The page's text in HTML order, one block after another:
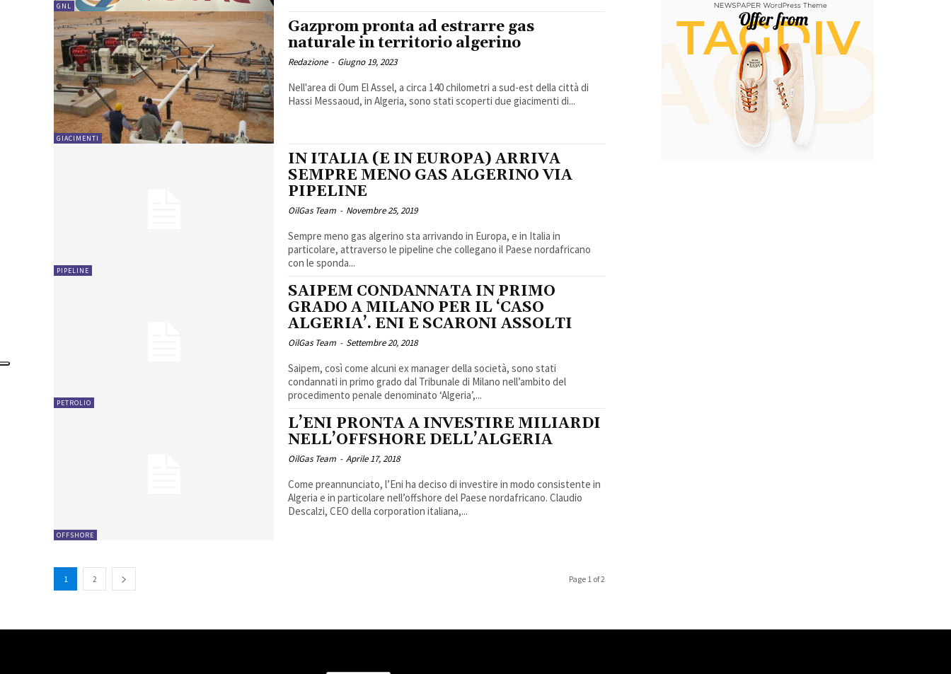
GNL
GIACIMENTI
Gazprom pronta ad estrarre gas
naturale in territorio algerino
Redazione - Giugno 19, 2023
Nell'area di Oum El Assel, a circa 140 chilometri a sud-est della città di
Hassi Messaoud, in Algeria, sono stati scoperti due giacimenti di...
PIPELINE
IN ITALIA (E IN EUROPA) ARRIVA
SEMPRE MENO GAS ALGERINO VIA
PIPELINE
OilGas Team - Novembre 25, 2019
Sempre meno gas algerino sta arrivando in Europa, e in Italia in
particolare, attraverso le pipeline che collegano il Paese nordafricano
con le sponda...
PETROLIO
SAIPEM CONDANNATA IN PRIMO
GRADO A MILANO PER IL ‘CASO
ALGERIA’. ENI E SCARONI ASSOLTI
OilGas Team - Settembre 20, 2018
Saipem, così come alcuni ex manager della società, sono stati
condannati in primo grado dal Tribunale di Milano nell’ambito del
procedimento penale denominato ‘Algeria’,...
OFFSHORE
L’ENI PRONTA A INVESTIRE MILIARDI
NELL’OFFSHORE DELL’ALGERIA
OilGas Team - Aprile 17, 2018
Come preannunciato, l’Eni ha deciso di investire in modo consistente in
Algeria e in particolare nell’offshore del Paese nordafricano. Claudio
Descalzi, CEO della corporation italiana,...
1 2 Page 1 of 2